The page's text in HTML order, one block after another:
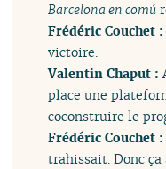
Barcelona en comú
Frédéric Couchet
victoire.
Valentin Chaput :
place une
coconstruire le
Frédéric Couchet
trahissait. Donc